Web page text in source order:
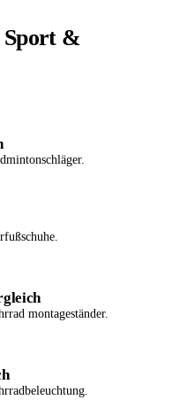
Sport &
montageständer.